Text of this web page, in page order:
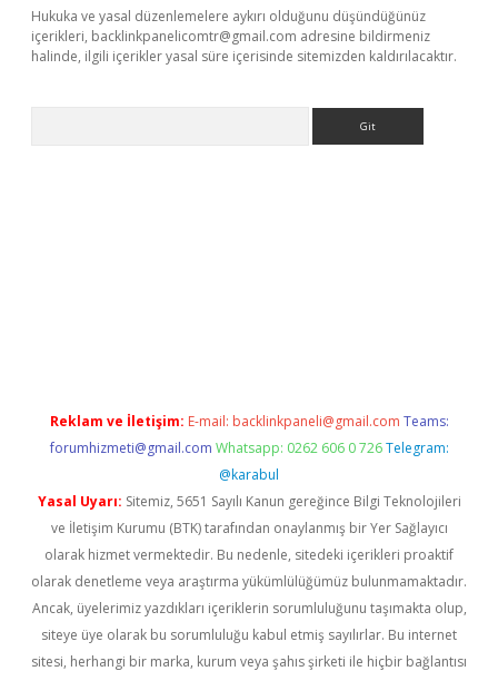
Hukuka ve yasal düzenlemelere aykırı olduğunu düşündüğünüz
içerikleri, backlinkpanelicomtr@gmail.com adresine bildirmeniz
halinde, ilgili içerikler yasal süre içerisinde sitemizden kaldırılacaktır.
Reklam ve İletişim: E-mail: backlinkpaneli@gmail.com Teams:
forumhizmeti@gmail.com Whatsapp: 0262 606 0 726 Telegram:
@karabul
Yasal Uyarı: Sitemiz, 5651 Sayılı Kanun gereğince Bilgi Teknolojileri
ve İletişim Kurumu (BTK) tarafından onaylanmış bir Yer Sağlayıcı
olarak hizmet vermektedir. Bu nedenle, sitedeki içerikleri proaktif
olarak denetleme veya araştırma yükümlülüğümüz bulunmamaktadır.
Ancak, üyelerimiz yazdıkları içeriklerin sorumluluğunu taşımakta olup,
siteye üye olarak bu sorumluluğu kabul etmiş sayılırlar. Bu internet
sitesi, herhangi bir marka, kurum veya şahıs şirketi ile hiçbir bağlantısı